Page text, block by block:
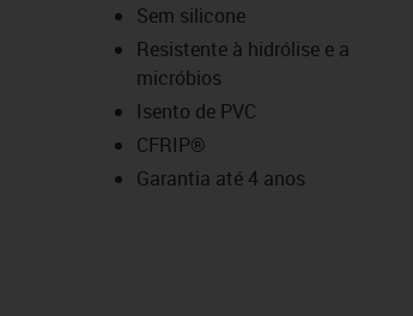
Sem silicone
Resistente à hidrólise e a
micróbios
Isento de PVC
CFRIP®
Garantia até 4 anos